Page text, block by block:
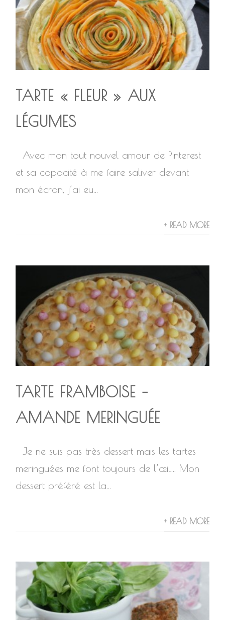
TARTE « FLEUR » AUX
LÉGUMES
Avec mon tout nouvel amour de Pinterest
et sa capacité à me faire saliver devant
mon écran, j’ai eu...
+ READ MORE
TARTE FRAMBOISE –
AMANDE MERINGUÉE
Je ne suis pas très dessert mais les tartes
meringuées me font toujours de l’œil… Mon
dessert préféré est la...
+ READ MORE